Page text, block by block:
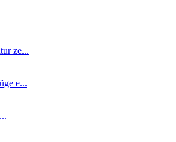
ze...
e...